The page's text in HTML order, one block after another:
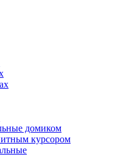
домиком
курсором